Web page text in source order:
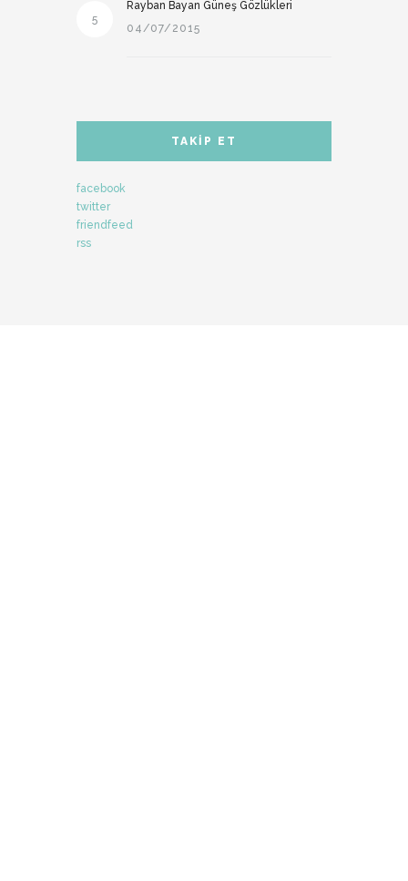
5
Rayban Bayan Güneş Gözlükleri
04/07/2015
TAKIP ET
facebook
twitter
friendfeed
rss